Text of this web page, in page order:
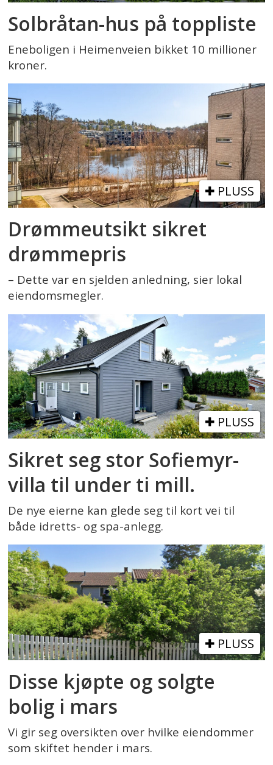
Solbråtan-hus på toppliste
Eneboligen i Heimenveien bikket 10 millioner
kroner.
PLUSS
Drømmeutsikt sikret
drømmepris
– Dette var en sjelden anledning, sier lokal
eiendomsmegler.
PLUSS
Sikret seg stor Sofiemyr-
villa til under ti mill.
De nye eierne kan glede seg til kort vei til
både idretts- og spa-anlegg.
PLUSS
Disse kjøpte og solgte
bolig i mars
Vi gir seg oversikten over hvilke eiendommer
som skiftet hender i mars.